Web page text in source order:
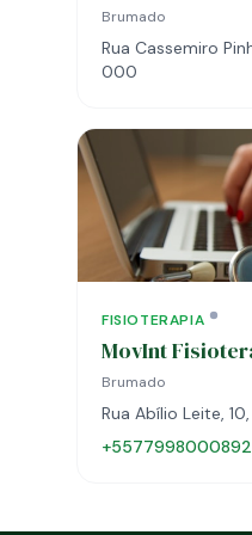
Brumado
Rua Cassemiro
000
FISIOTERAPIA
MovInt
Brumado
Rua Abílio Leite,
+5577998000892